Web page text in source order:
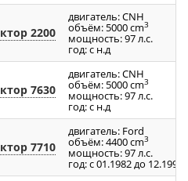
2200
двигатель: CNH
объём: 5000 cm3
мощность: 97 л.с.
год: с н.д
7630
двигатель: CNH
объём: 5000 cm3
мощность: 97 л.с.
год: с н.д
7710
двигатель: Ford
объём: 4400 cm3
мощность: 97 л.с.
год: с 01.1982 до 12.1990